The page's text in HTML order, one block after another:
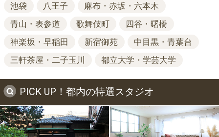
池袋
八王子
麻布・赤坂・六本木
青山・表参道
歌舞伎町
四谷・曙橋
神楽坂・早稲田
新宿御苑
中目黒・青葉台
三軒茶屋・二子玉川
都立大学・学芸大学
PICK UP！都内の特選スタジオ